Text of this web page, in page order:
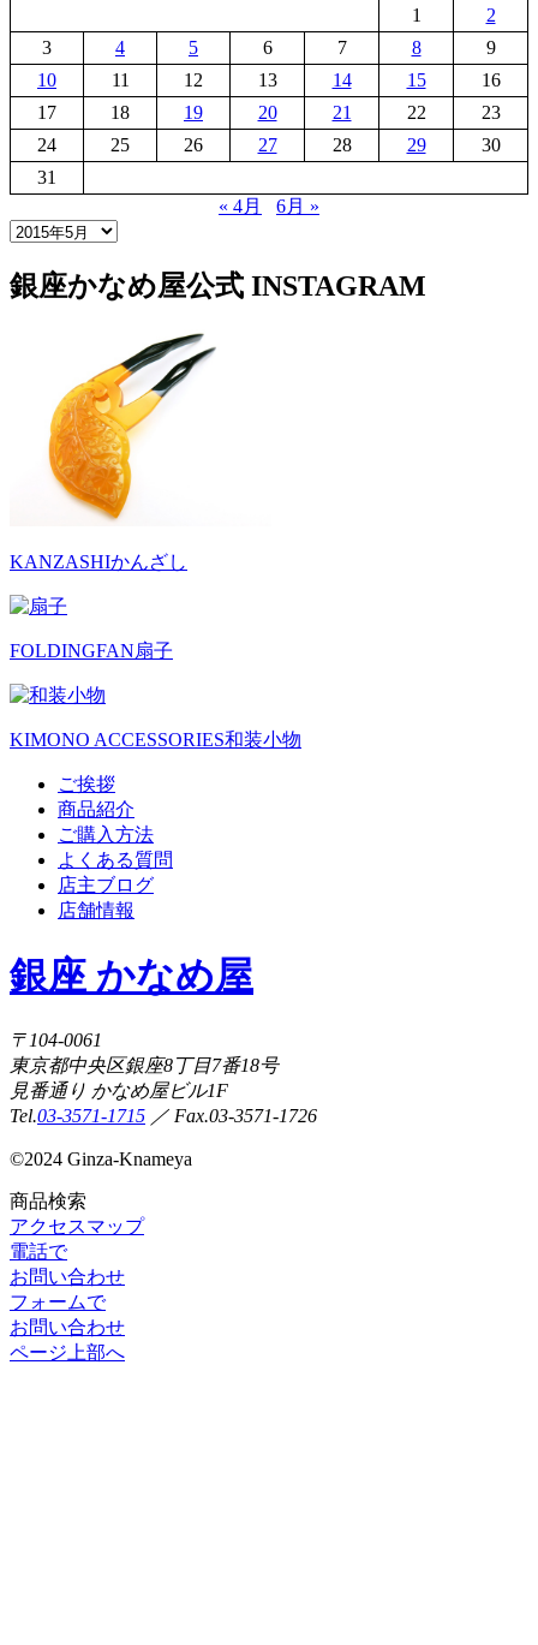
1
2
3
4 5 6 7 8
9
10
11 12 13 14 15
16
17
18 19 20 21 22
23
24
25 26 27 28 29
30
31
« 4月
6月 »
銀座かなめ屋公式 INSTAGRAM
KANZASHIかんざし
FOLDINGFAN扇子
KIMONO ACCESSORIES和装小物
ご挨拶
商品紹介
ご購入方法
よくある質問
店主ブログ
店舗情報
銀座 かなめ屋
〒104-0061
東京都中央区銀座8丁目7番18号
見番通り かなめ屋ビル1F
Tel.03-3571-1715 ／ Fax.03-3571-1726
©2024 Ginza-Knameya
商品検索
アクセスマップ
電話で
お問い合わせ
フォームで
お問い合わせ
ページ上部へ